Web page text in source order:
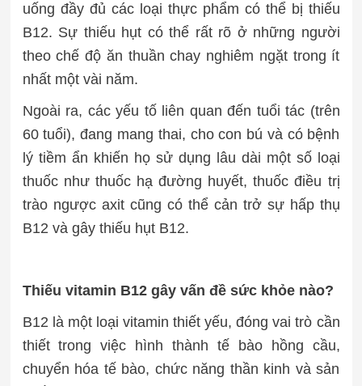
uống đầy đủ các loại thực phẩm có thể bị thiếu
B12. Sự thiếu hụt có thể rất rõ ở những người
theo chế độ ăn thuần chay nghiêm ngặt trong ít
nhất một vài năm.
Ngoài ra, các yếu tố liên quan đến tuổi tác (trên
60 tuổi), đang mang thai, cho con bú và có bệnh
lý tiềm ẩn khiến họ sử dụng lâu dài một số loại
thuốc như thuốc hạ đường huyết, thuốc điều trị
trào ngược axit cũng có thể cản trở sự hấp thụ
B12 và gây thiếu hụt B12.
Thiếu vitamin B12 gây vấn đề sức khỏe nào?
B12 là một loại vitamin thiết yếu, đóng vai trò cần
thiết trong việc hình thành tế bào hồng cầu,
chuyển hóa tế bào, chức năng thần kinh và sản